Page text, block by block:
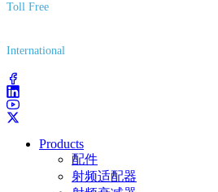
Toll Free
International
Products
配件
射频适配器